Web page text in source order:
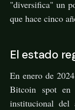
"diversifica" un
que hace cinco
El estado
En enero de
Bitcoin spot
institucional del